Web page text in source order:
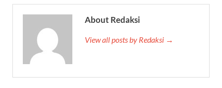
About Redaksi
View all posts by Redaksi →